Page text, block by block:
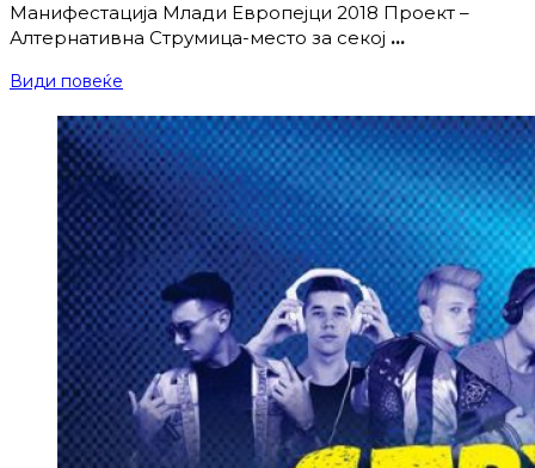
Манифестација Млади Европејци 2018 Проект –
Алтернативна Струмица-место за секој …
Види повеќе